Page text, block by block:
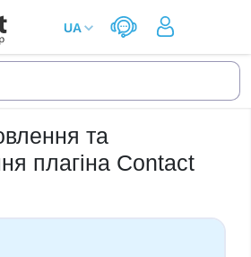
та
плагіна Contact